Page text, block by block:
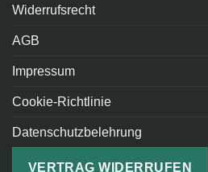
Widerrufsrecht
AGB
Impressum
Cookie-Richtlinie
Datenschutzbelehrung
VERTRAG WIDERRUFEN